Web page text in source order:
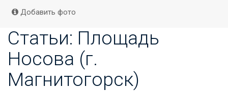
Добавить фото
Статьи: Площадь
Носова (г.
Магнитогорск)